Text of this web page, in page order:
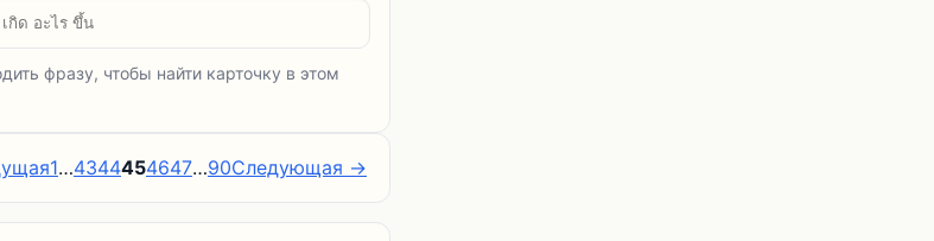
фразу, чтобы найти карточку в этом
1…4344454647…90Следующая →